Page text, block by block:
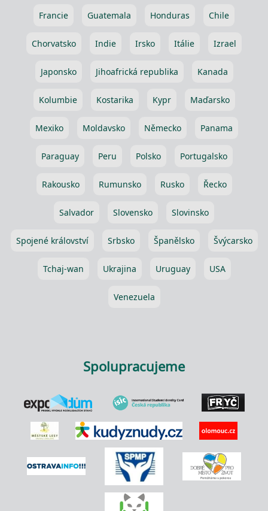
Francie Guatemala Honduras Chile
Chorvatsko Indie Irsko Itálie Izrael
Japonsko Jihoafrická republika Kanada
Kolumbie Kostarika Kypr Maďarsko
Mexiko Moldavsko Německo Panama
Paraguay Peru Polsko Portugalsko
Rakousko Rumunsko Rusko Řecko
Salvador Slovensko Slovinsko
Spojené království Srbsko Španělsko Švýcarsko
Tchaj-wan Ukrajina Uruguay USA
Venezuela
Spolupracujeme